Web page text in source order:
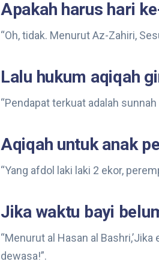
Apakah harus hari
“Oh, tidak. Menurut Az-Zahiri,
Lalu hukum aqiqah
“Pendapat terkuat adalah
Aqiqah untuk anak
“Yang afdol laki laki 2 ekor,
Jika waktu bayi
“Menurut al Hasan al
dewasa!”.